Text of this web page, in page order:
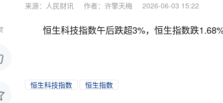
来源：人民财讯 作者：许擎天梅 2026-06-03 15:22
恒生科技指数午后跌超3%，恒生指数跌
恒生科技指数 恒生指数